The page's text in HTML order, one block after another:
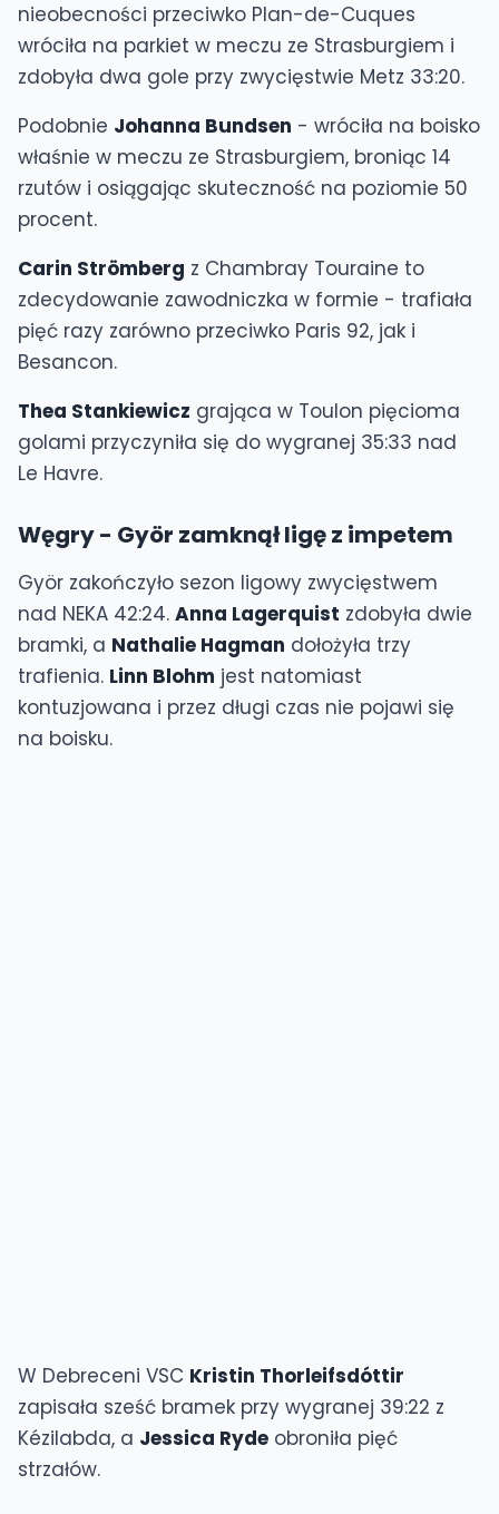
nieobecności przeciwko Plan-de-Cuques
wróciła na parkiet w meczu ze Strasburgiem i
zdobyła dwa gole przy zwycięstwie Metz 33:20.
Podobnie Johanna Bundsen - wróciła na boisko
właśnie w meczu ze Strasburgiem, broniąc 14
rzutów i osiągając skuteczność na poziomie 50
procent.
Carin Strömberg z Chambray Touraine to
zdecydowanie zawodniczka w formie - trafiała
pięć razy zarówno przeciwko Paris 92, jak i
Besancon.
Thea Stankiewicz grająca w Toulon pięcioma
golami przyczyniła się do wygranej 35:33 nad
Le Havre.
Węgry - Györ zamknął ligę z impetem
Györ zakończyło sezon ligowy zwycięstwem
nad NEKA 42:24. Anna Lagerquist zdobyła dwie
bramki, a Nathalie Hagman dołożyła trzy
trafienia. Linn Blohm jest natomiast
kontuzjowana i przez długi czas nie pojawi się
na boisku.
W Debreceni VSC Kristin Thorleifsdóttir
zapisała sześć bramek przy wygranej 39:22 z
Kézilabda, a Jessica Ryde obroniła pięć
strzałów.